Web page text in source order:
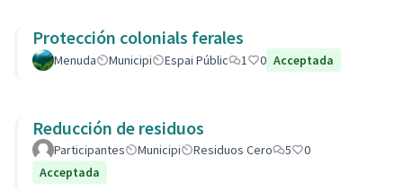
Protección colonials ferales
Menuda Municipi Espai Públic 1 0 Acceptada
Reducción de residuos
Participantes Municipi Residuos Cero 5
0
Acceptada